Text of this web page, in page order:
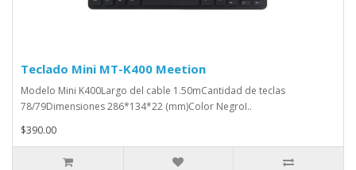
Teclado Mini MT-K400 Meetion
Modelo Mini K400Largo del cable 1.50mCantidad de teclas
78/79Dimensiones 286*134*22 (mm)Color NegroI..
$390.00